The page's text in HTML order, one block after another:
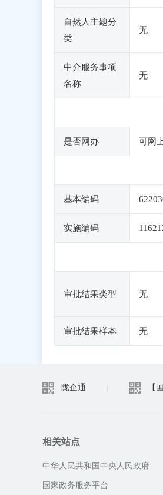
自然人主题分
类
无
中介服务事项
名称
无
是否网办 可网
基本编码
实施编码
审批结果类型 无
审批结果样本 无
陇企通 【
相关站点
中华人民共和国中央人民政府
国家政务服务平台